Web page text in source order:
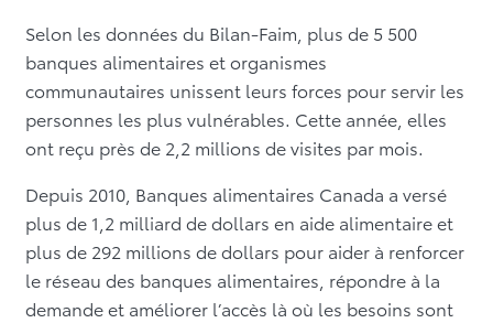
Selon les données du Bilan-Faim, plus de 5 500
banques alimentaires et organismes
communautaires unissent leurs forces pour servir les
personnes les plus vulnérables. Cette année, elles
ont reçu près de 2,2 millions de visites par mois.
Depuis 2010, Banques alimentaires Canada a versé
plus de 1,2 milliard de dollars en aide alimentaire et
plus de 292 millions de dollars pour aider à renforcer
le réseau des banques alimentaires, répondre à la
demande et améliorer l’accès là où les besoins sont